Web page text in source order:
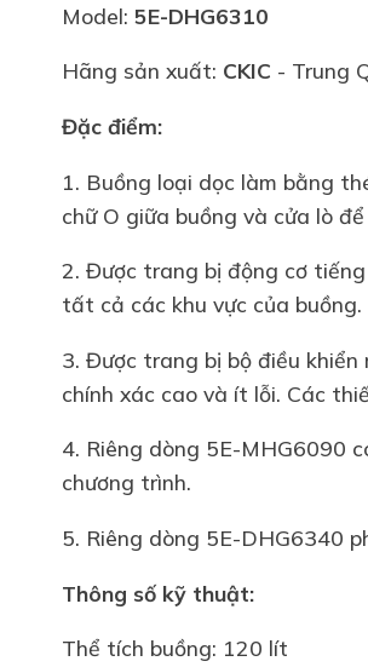
Model: 5E-DHG6310
Hãng sản xuất: CKIC - Trung
Đặc điểm:
1. Buồng loại dọc làm bằng
chữ O giữa buồng và cửa lò
2. Được trang bị động cơ
tất cả các khu vực của buồng.
3. Được trang bị bộ điều
chính xác cao và ít lỗi. Các
4. Riêng dòng 5E-MHG6090
chương trình.
5. Riêng dòng 5E-DHG6340
Thông số kỹ thuật:
Thể tích buồng: 120 lít